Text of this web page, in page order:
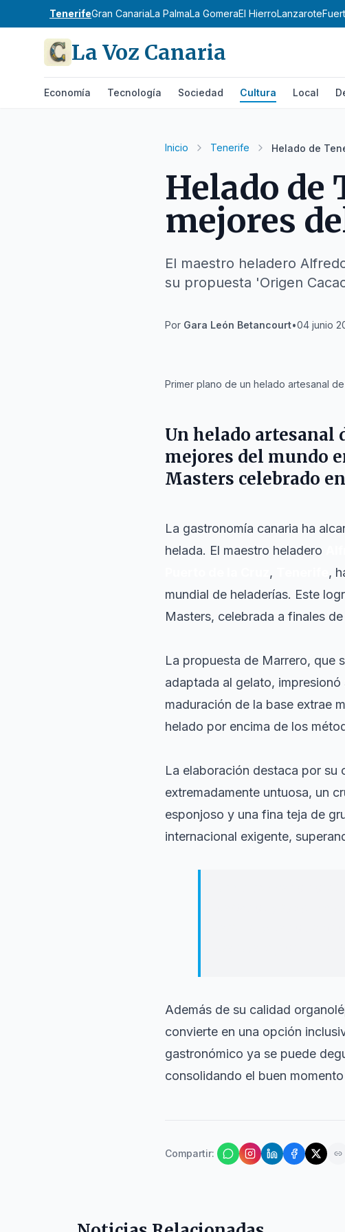
TenerifeGran CanariaLa PalmaLa GomeraEl HierroLanzarote
La Voz Canaria
Economía Tecnología Sociedad Cultura Local
Inicio Tenerife Helado de
Helado de
mejores
El maestro heladero
su propuesta 'Origen
Por Gara León Betancourt•04 junio
Primer plano de un helado artesanal
Un helado artesanal
mejores del mundo
Masters celebrado
La gastronomía canaria ha
helada. El maestro heladero
,
,
mundial de heladerías. Este
Masters, celebrada a finales
La propuesta de Marrero, que
adaptada al gelato,
maduración de la base extrae
helado por encima de los
La elaboración destaca por su
extremadamente untuosa, un
esponjoso y una fina teja de
internacional exigente,
Además de su calidad
convierte en una opción
gastronómico ya se puede
consolidando el buen
Compartir: